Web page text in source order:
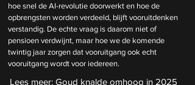
hoe snel de AI-revolutie doorwerkt en hoe de
opbrengsten worden verdeeld, blijft vooruitdenken
verstandig. De echte vraag is daarom niet of
pensioen verdwijnt, maar hoe we de komende
twintig jaar zorgen dat vooruitgang ook echt
vooruitgang wordt voor iedereen.
Lees meer: Goud knalde omhoog in 2025